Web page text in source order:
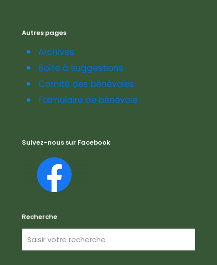
Autres pages
Archives
Boîte à suggestions
Comité des bénévoles
Formulaire de bénévole
Suivez-nous sur Facebook
Recherche